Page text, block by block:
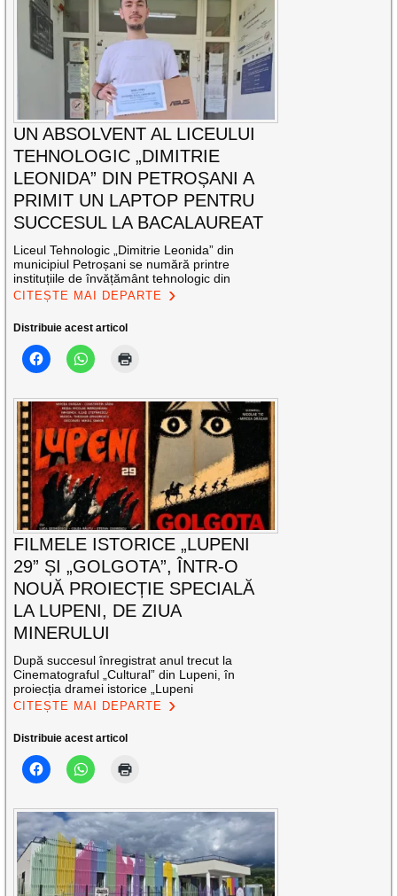
UN ABSOLVENT AL LICEULUI
TEHNOLOGIC „DIMITRIE
LEONIDA” DIN PETROȘANI A
PRIMIT UN LAPTOP PENTRU
SUCCESUL LA BACALAUREAT
Liceul Tehnologic „Dimitrie Leonida” din
municipiul Petroșani se numără printre
instituțiile de învățământ tehnologic din
CITEȘTE MAI DEPARTE
Distribuie acest articol
FILMELE ISTORICE „LUPENI
29” ȘI „GOLGOTA”, ÎNTR-O
NOUĂ PROIECȚIE SPECIALĂ
LA LUPENI, DE ZIUA
MINERULUI
După succesul înregistrat anul trecut la
Cinematograful „Cultural” din Lupeni, în
proiecția dramei istorice „Lupeni
CITEȘTE MAI DEPARTE
Distribuie acest articol